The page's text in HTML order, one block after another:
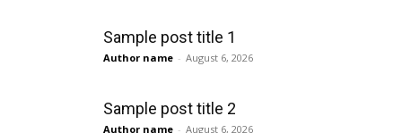
Sample post title 1
Author name - August 6, 2026
Sample post title 2
Author name - August 6, 2026